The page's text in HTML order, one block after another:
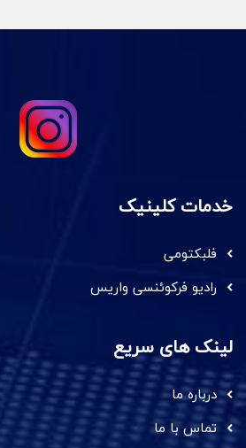
خدمات کلینیک
فلبکتومی
رادیو فرکوئنسی واریس
لینک های سریع
درباره ما
تماس با ما